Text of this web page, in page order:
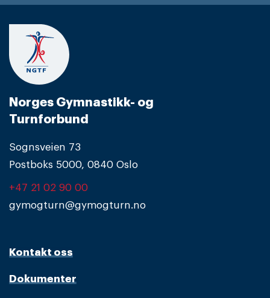
Norges Gymnastikk- og
Turnforbund
Sognsveien 73
Postboks 5000, 0840 Oslo
+47 21 02 90 00
gymogturn@gymogturn.no
Kontakt oss
Dokumenter